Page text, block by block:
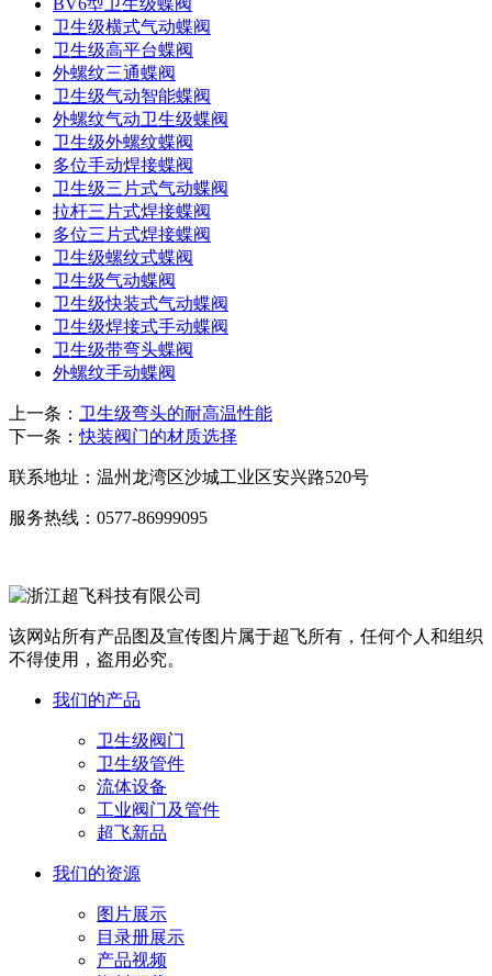
BV6型卫生级蝶阀
卫生级横式气动蝶阀
卫生级高平台蝶阀
外螺纹三通蝶阀
卫生级气动智能蝶阀
外螺纹气动卫生级蝶阀
卫生级外螺纹蝶阀
多位手动焊接蝶阀
卫生级三片式气动蝶阀
拉杆三片式焊接蝶阀
多位三片式焊接蝶阀
卫生级螺纹式蝶阀
卫生级气动蝶阀
卫生级快装式气动蝶阀
卫生级焊接式手动蝶阀
卫生级带弯头蝶阀
外螺纹手动蝶阀
上一条： 卫生级弯头的耐高温性能
下一条：快装阀门的材质选择
联系地址： 温州龙湾区沙城工业区安兴路520号
服务热线： 0577-86999095
该网站所有产品图及宣传图片属于超飞所有，任何个人和组织
不得使用，盗用必究。
我们的产品
卫生级阀门
卫生级管件
流体设备
工业阀门及管件
超飞新品
我们的资源
图片展示
目录册展示
产品视频